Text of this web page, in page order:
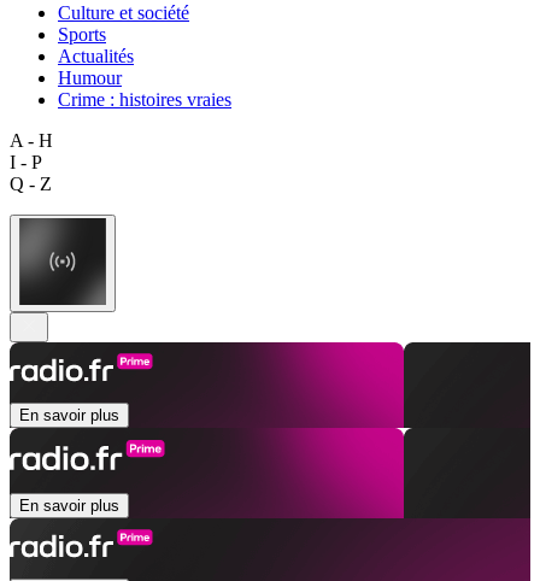
Culture et société
Sports
Actualités
Humour
Crime : histoires vraies
A - H
I - P
Q - Z
En savoir plus
En savoir plus